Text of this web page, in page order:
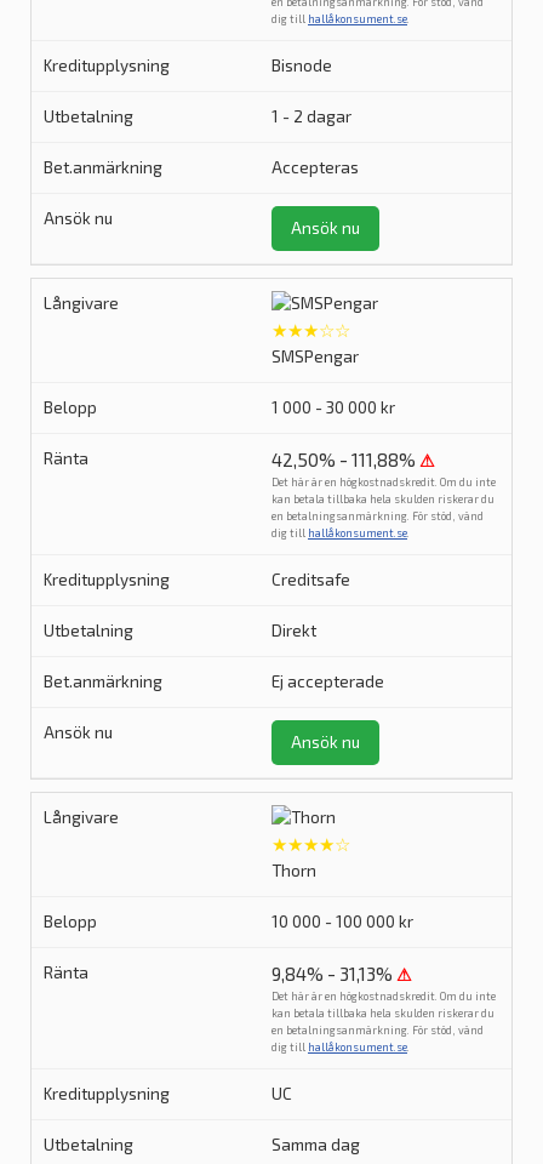
dig till hallåkonsument.se
Bisnode
1 - 2 dagar
Accepteras
Ansök nu
★★★☆☆
SMSPengar
1 000 - 30 000 kr
42,50% - 111,88% ⚠
Det här är en högkostnadskredit. Om du inte
kan betala tillbaka hela skulden riskerar du
en betalningsanmärkning. För stöd, vänd
dig till hallåkonsument.se
Creditsafe
Direkt
Ej accepterade
Ansök nu
★★★★☆
Thorn
10 000 - 100 000 kr
9,84% - 31,13% ⚠
Det här är en högkostnadskredit. Om du inte
kan betala tillbaka hela skulden riskerar du
en betalningsanmärkning. För stöd, vänd
dig till hallåkonsument.se
UC
Samma dag